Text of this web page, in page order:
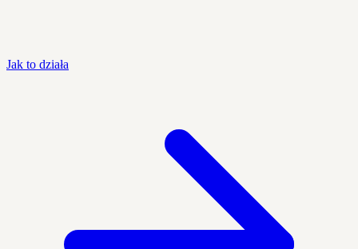
Jak to działa